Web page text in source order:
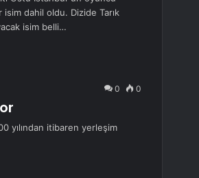
dahil oldu. Dizide Tarık
isim belli…
0 0
yılından itibaren yerleşim